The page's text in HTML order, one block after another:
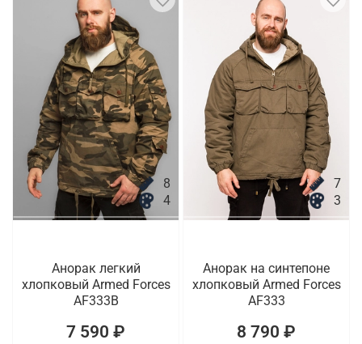
8
4
Анорак легкий
хлопковый Armed Forces
AF333B
7 590 ₽
7
3
Анорак на синтепоне
хлопковый Armed Forces
AF333
8 790 ₽